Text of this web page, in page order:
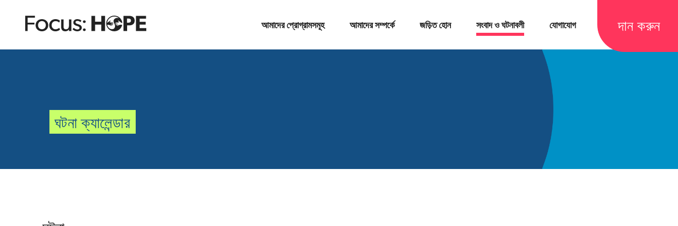
আমাদের প্রোগ্রামসমূহ আমাদের সম্পর্কে জড়িত হোন সংবাদ ও ঘটনাবলী যোগাযোগ দান করুন
ঘটনা ক্যালেন্ডার